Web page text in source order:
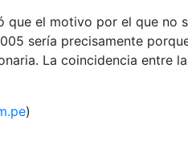
que el motivo por el que no
sería precisamente
La coincidencia entre
)